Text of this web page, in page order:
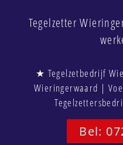
Tegelzetter
★ Tegelzetbedrijf
Wieringerwaard |
Bel: